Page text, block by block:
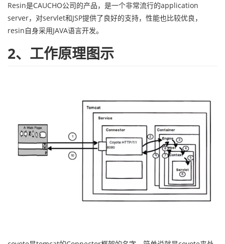
Resin是CAUCHO公司的产品，是一个非常流行的application
server，对servlet和JSP提供了良好的支持，性能也比较优良，
resin自身采用JAVA语言开发。
2、工作原理图示